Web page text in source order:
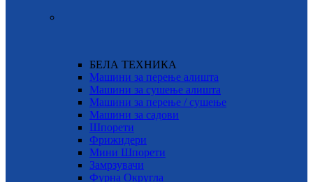
БЕЛА ТЕХНИКА
Машини за перење алишта
Машини за сушење алишта
Машини за перење / сушење
Машини за садови
Шпорети
Фрижидери
Мини Шпорети
Замрзувачи
Фурна Округла